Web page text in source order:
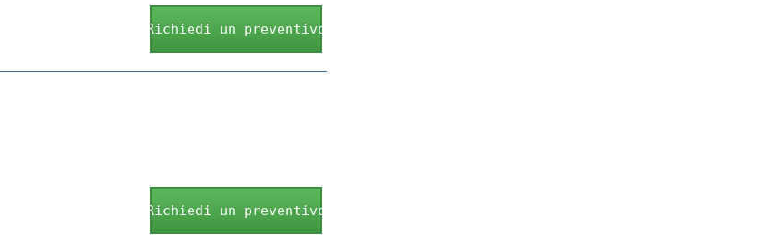
Richiedi un preventivo
Richiedi un preventivo